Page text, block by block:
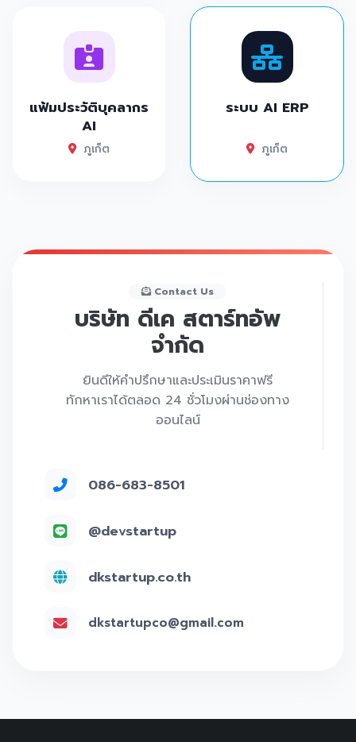
แฟ้มประวัติบุคลากร
AI
ภูเก็ต
ระบบ AI ERP
ภูเก็ต
Contact Us
บริษัท ดีเค สตาร์ทอัพ
จำกัด
ยินดีให้คำปรึกษาและประเมินราคาฟรี
ทักหาเราได้ตลอด 24 ชั่วโมงผ่านช่องทาง
ออนไลน์
086-683-8501
@devstartup
dkstartup.co.th
dkstartupco@gmail.com